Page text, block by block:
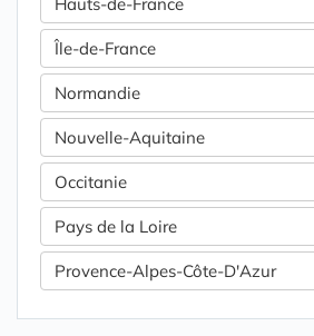
Île-de-France
Normandie
Nouvelle-Aquitaine
Occitanie
Pays de la Loire
Provence-Alpes-Côte-D'Azur